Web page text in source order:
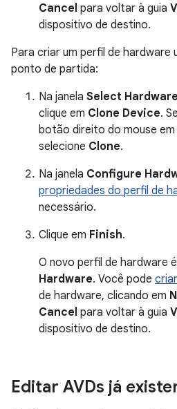
Cancel para voltar à guia
dispositivo de destino.
Para criar um perfil de hardware
ponto de partida:
Na janela Select Hardware
clique em Clone Device.
botão direito do mouse
selecione Clone.
Na janela Configure
propriedades do perfil de
necessário.
Clique em Finish.
O novo perfil de hardware
Hardware. Você pode
de hardware, clicando em
Cancel para voltar à guia
dispositivo de destino.
Editar AVDs já